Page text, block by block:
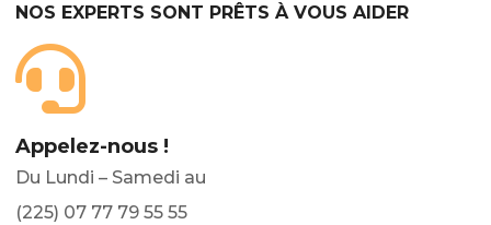
NOS EXPERTS SONT PRÊTS À VOUS AIDER
Appelez-nous !
Du Lundi – Samedi au
(225) 07 77 79 55 55